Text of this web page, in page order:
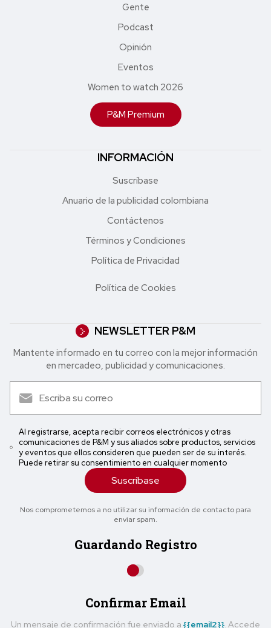
Gente
Podcast
Opinión
Eventos
Women to watch 2026
P&M Premium
INFORMACIÓN
Suscríbase
Anuario de la publicidad colombiana
Contáctenos
Términos y Condiciones
Política de Privacidad
Política de Cookies
NEWSLETTER P&M
Mantente informado en tu correo con la mejor in formación
en mercadeo, publicidad y comunicaciones.
Al registrarse, acepta recibir correos electrónicos y otras
comunicaciones de P&M y sus aliados sobre productos, servicios
y eventos que ellos consideren que pueden ser de su interés.
Puede retirar su consentimiento en cualquier momento
Suscríbase
Nos comprometemos a no utilizar su información de contacto para
enviar spam.
Guardando Registro
Confirmar Email
Un mensaje de confirmación fue enviado a {{email2}}. Accede